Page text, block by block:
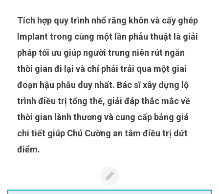
Tích hợp quy trình nhổ răng khôn và cấy ghép
Implant trong cùng một lần phẫu thuật là giải
pháp tối ưu giúp người trung niên rút ngắn
thời gian đi lại và chỉ phải trải qua một giai
đoạn hậu phẫu duy nhất. Bác sĩ xây dựng lộ
trình điều trị tổng thể, giải đáp thắc mắc về
thời gian lành thương và cung cấp bảng giá
chi tiết giúp Chú Cường an tâm điều trị dứt
điểm.